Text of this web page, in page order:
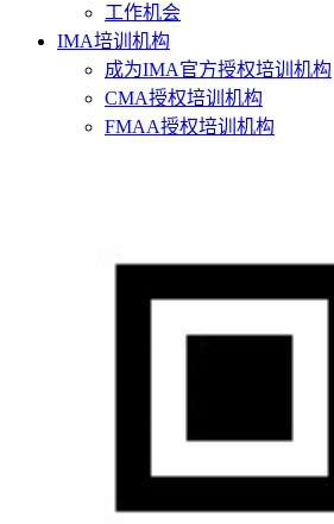
工作机会
IMA培训机构
成为IMA官方授权培训机构
CMA授权培训机构
FMAA授权培训机构